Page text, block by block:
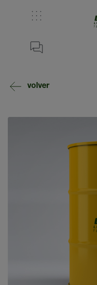
volver